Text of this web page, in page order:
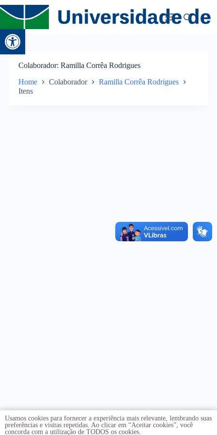
Abrir a barra de ferramentas
Colaborador Ramilla Corrêa Rodrigues
Home Colaborador
Ramilla Corrêa Rodrigues
Itens
Usamos cookies para fornecer a experiência mais relevante, lembrando suas
preferências e visitas repetidas. Ao clicar em “Aceitar cookies”, você
concorda com a utilização de TODOS os cookies.